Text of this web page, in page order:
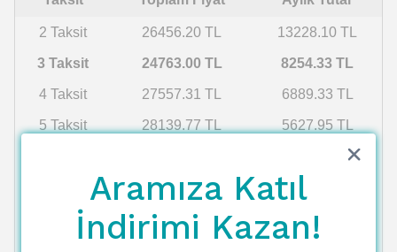
2 Taksit 26456.20 TL 13228.10 TL
3 Taksit 24763.00 TL 8254.33 TL
4 Taksit 27557.31 TL 6889.33 TL
5 Taksit 28139.77 TL 5627.95 TL
4127.17 TL
29388.80 TL 4198.40 TL
8 Taksit 30055.83 TL 3756.98 TL
Aramıza Katıl
İndirimi Kazan!